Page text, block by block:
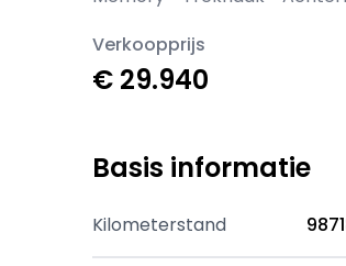
Verkoopprijs
€ 29.940
Basis informatie
Kilometerstand